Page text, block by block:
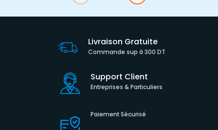
Livraison Gratuite
Commande sup à 300 DT
Support Client
Entreprises & Particuliers
Paiement Sécurisé